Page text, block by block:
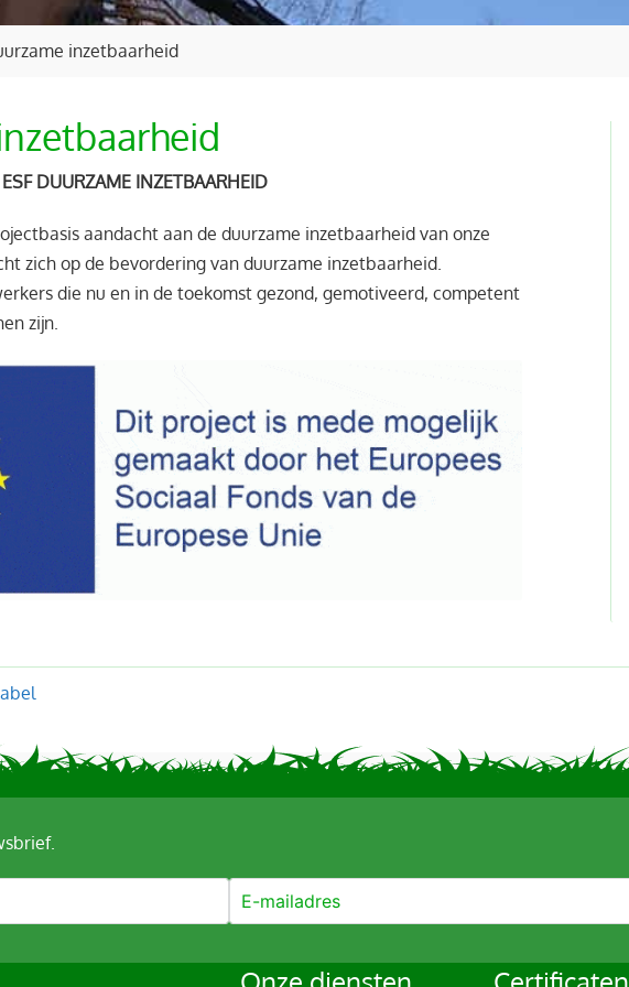
inzetbaarheid
ESF DUURZAME INZETBAARHEID
aandacht aan de duurzame inzetbaarheid van onze
zich op de bevordering van duurzame inzetbaarheid.
die nu en in de toekomst gezond, gemotiveerd, competent
zijn.